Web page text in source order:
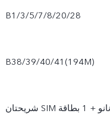
B1/3/5/7/8/20/28
B38/39/40/41(194M)
شريحتان SIM نانو + 1 بطاقة